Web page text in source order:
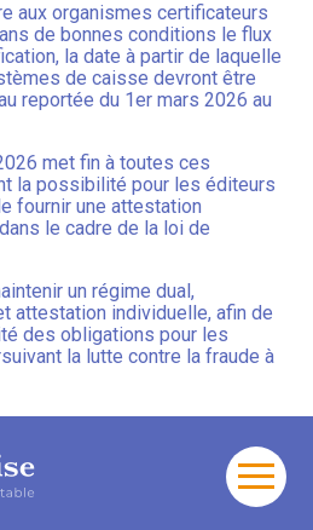
aux organismes certificateurs
de bonnes conditions le flux
la date à partir de laquelle
de caisse devront être
reportée du 1er mars 2026 au
met fin à toutes ces
la possibilité pour les éditeurs
fournir une attestation
le cadre de la loi de
un régime dual,
attestation individuelle, afin de
des obligations pour les
la lutte contre la fraude à
du 19 février 2026, no